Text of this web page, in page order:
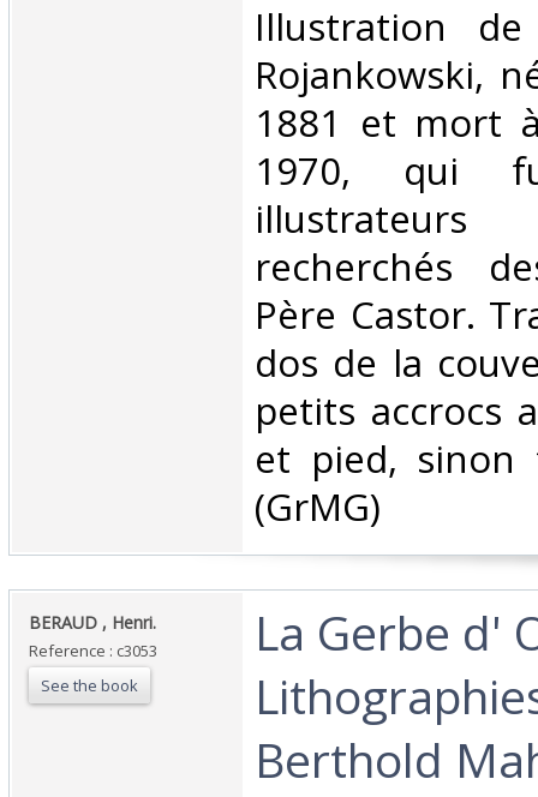
‎Illustration
Rojankowski,
1881 et mort
1970, qui
recherchés
Père Castor.
dos de la
petits accrocs
et pied, sinon
(GrMG) ‎
‎BERAUD , Henri.‎
Reference : c3053
See the book
‎La Gerbe d'
Berthold